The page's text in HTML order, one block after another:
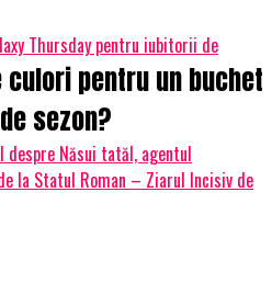
Thursday pentru iubitorii de
Năsui tatăl, agentul
la Statul Roman – Ziarul Incisiv de
culori pentru un buchet
sezon?